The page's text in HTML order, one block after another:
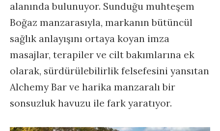
alanında bulunuyor. Sunduğu muhteşem
Boğaz manzarasıyla, markanın bütüncül
sağlık anlayışını ortaya koyan imza
masajlar, terapiler ve cilt bakımlarına ek
olarak, sürdürülebilirlik felsefesini yansıtan
Alchemy Bar ve harika manzaralı bir
sonsuzluk havuzu ile fark yaratıyor.